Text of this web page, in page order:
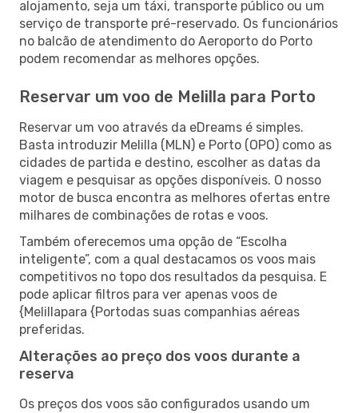
alojamento, seja um táxi, transporte público ou um
serviço de transporte pré-reservado. Os funcionários
no balcão de atendimento do Aeroporto do Porto
podem recomendar as melhores opções.
Reservar um voo de Melilla para Porto
Reservar um voo através da eDreams é simples.
Basta introduzir Melilla (MLN) e Porto (OPO) como as
cidades de partida e destino, escolher as datas da
viagem e pesquisar as opções disponíveis. O nosso
motor de busca encontra as melhores ofertas entre
milhares de combinações de rotas e voos.
Também oferecemos uma opção de “Escolha
inteligente”, com a qual destacamos os voos mais
competitivos no topo dos resultados da pesquisa. E
pode aplicar filtros para ver apenas voos de
{Melillapara {Portodas suas companhias aéreas
preferidas.
Alterações ao preço dos voos durante a
reserva
Os preços dos voos são configurados usando um